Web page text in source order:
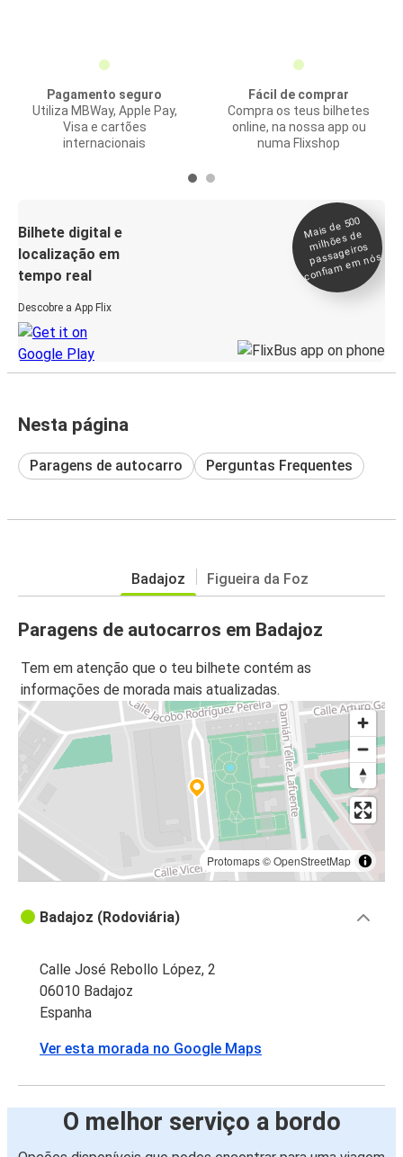
Pagamento seguro
Utiliza MBWay, Apple Pay,
Visa e cartões
internacionais
Fácil de comprar
Compra os teus bilhetes
online, na nossa app ou
numa Flixshop
Bilhete digital e
localização em
tempo real
Descobre a App Flix
Mais de 500
milhões de
passageiros
confia
m e
m nós
Nesta página
Paragens de autocarro Perguntas Frequentes
Badajoz Figueira da Foz
Paragens de autocarros em Badajoz
Tem em atenção que o teu bilhete contém as
informações de morada mais atualizadas.
Protomaps©OpenStreetMap
Badajoz (Rodoviária)
Calle José Rebollo López, 2
06010 Badajoz
Espanha
Ver esta morada no Google Maps
O melhor serviço a bordo